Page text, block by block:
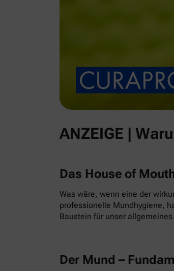
ANZEIGE |
Das House of
Was wäre, wenn eine der
professionelle Mundhygiene,
Baustein für unser
Der Mund –